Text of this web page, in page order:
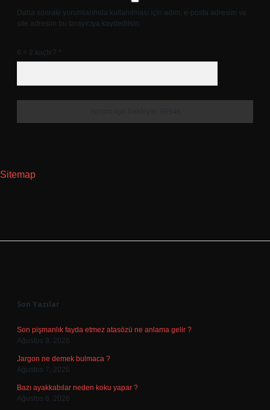
Daha sonraki yorumlarımda kullanılması için adım, e-posta adresim ve
site adresim bu tarayıcıya kaydedilsin.
6 + 2 kaçtır? *
Sitemap
Son Yazılar
Son pişmanlık fayda etmez atasözü ne anlama gelir ?
Ağustos 8, 2026
Jargon ne demek bulmaca ?
Ağustos 7, 2026
Bazı ayakkabılar neden koku yapar ?
Ağustos 6, 2026